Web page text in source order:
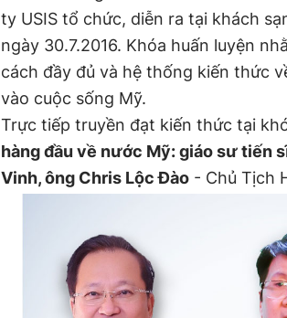
ty USIS tổ chức, diễn ra tại khách
ngày 30.7.2016. Khóa huấn luyện
cách đầy đủ và hệ thống kiến thức
vào cuộc sống Mỹ.
Trực tiếp truyền đạt kiến thức tại
hàng đầu về nước Mỹ: giáo sư tiến
Vinh, ông Chris Lộc Đào - Chủ Tịch